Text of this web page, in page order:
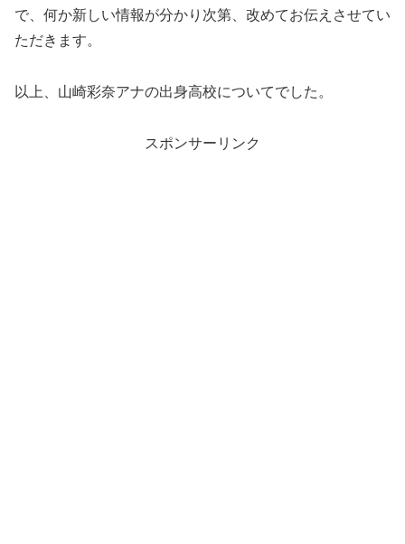
で、何か新しい情報が分かり次第、改めてお伝えさせてい
ただきます。
以上、山崎彩奈アナの出身高校についてでした。
スポンサーリンク